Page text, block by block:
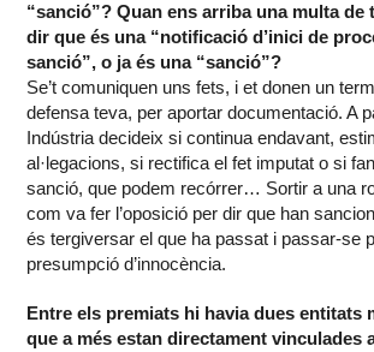
“sanció”? Quan ens arriba una multa de
dir que és una “notificació d’inici de
sanció”, o ja és una “sanció”?
Se’t comuniquen uns fets, i et donen un
defensa teva, per aportar documentació. A
Indústria decideix si continua endavant,
al·legacions, si rectifica el fet imputat o si
sanció, que podem recórrer… Sortir a una
com va fer l’oposició per dir que han
és tergiversar el que ha passat i passar-se
presumpció d’innocència.
Entre els premiats hi havia dues entitats
que a més estan directament vinculades